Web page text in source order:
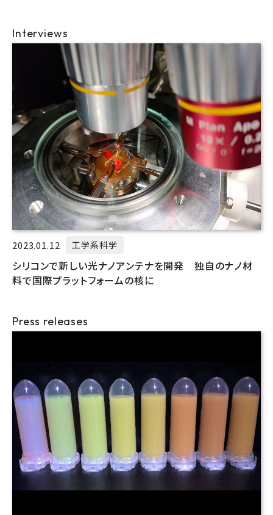
Interviews
2023.01.12 工学系科学
シリコンで新しい光ナノアンテナを開発 独自のナノ材
料で国際プラットフォームの核に
Press releases